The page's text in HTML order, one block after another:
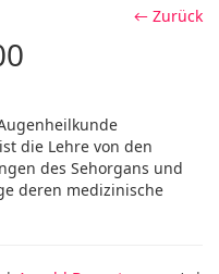
← Zurück
die Lehre von den
des Sehorgans und
deren medizinische